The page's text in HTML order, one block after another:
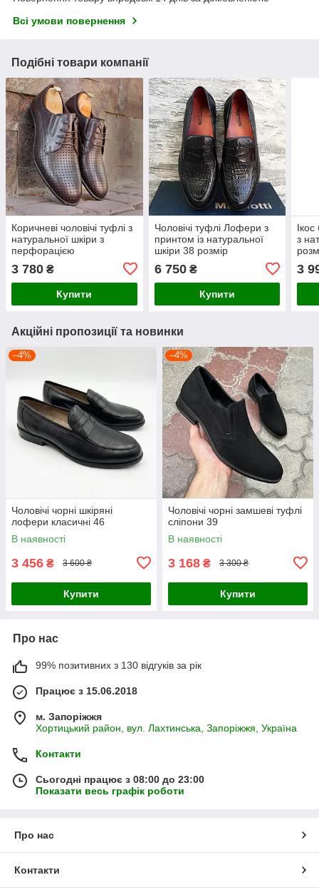
Всі умови повернення
Подібні товари компанії
Коричневі чоловічі туфлі з
натуральної шкіри з
перфорацією
3 780 ₴
Купити
Чоловічі туфлі Лофери з
принтом із натуральної
шкіри 38 розмір
6 750₴
Купити
з
3
Акційні пропозиції та новинки
–4%
Чоловічі чорні шкіряні
лофери класичні 46
В наявності
3 456 ₴ 3 600 ₴
Купити
–4%
Чоловічі чорні замшеві туфлі
сліпони 39
В наявності
3 168 ₴ 3 300 ₴
Купити
Про нас
99% позитивних з 130 відгуків за рік
Працює з 15.06.2018
м. Запоріжжя
Хортицький район, вул. Лахтинська, Запоріжжя, Україна
Контакти
Сьогодні працює з 08:00 до 23:00
Показати весь графік роботи
Про нас
Контакти